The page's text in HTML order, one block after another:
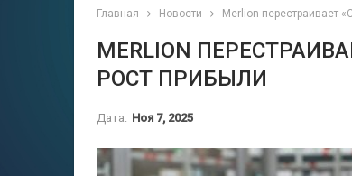
Главная Новости Merlion перестраивает
MERLION
РОСТ ПРИБЫЛИ
Дата: Ноя 7, 2025